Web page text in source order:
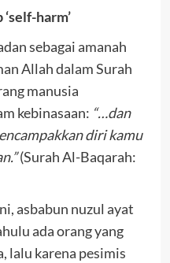
harm’
sebagai amanah
Allah dalam Surah
manusia
kebinasaan: “…dan
diri kamu
(Surah Al-Baqarah:
asbabun nuzul ayat
ada orang yang
lalu karena pesimis